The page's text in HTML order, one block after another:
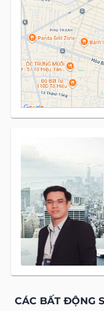
CÁC BẤT ĐỘNG